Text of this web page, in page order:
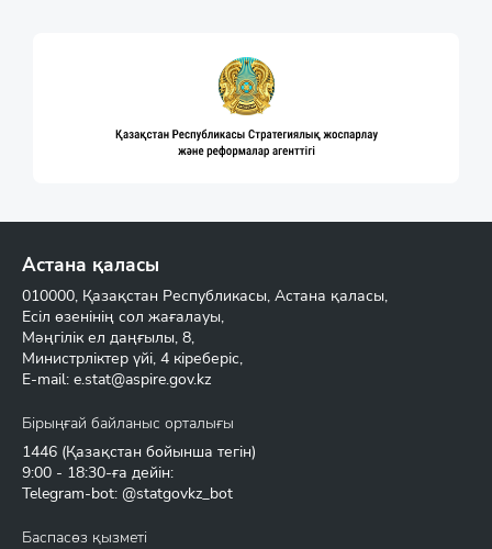
Астана қаласы
010000, Қазақстан Республикасы, Астана қаласы,
Есіл өзенінің сол жағалауы,
Мәңгілік ел даңғылы, 8,
Министрліктер үйі, 4 кіреберіс,
E-mail: e.stat@aspire.gov.kz
Бірыңғай байланыс орталығы
1446 (Қазақстан бойынша тегін)
9:00 - 18:30-ға дейін:
Telegram-bot: @statgovkz_bot
Баспасөз қызметі